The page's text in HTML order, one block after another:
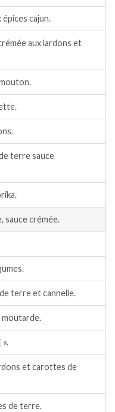
épices cajun.
aux lardons et
terre sauce
sauce crémée.
terre et cannelle.
moutarde.
».
et carottes de
de terre.